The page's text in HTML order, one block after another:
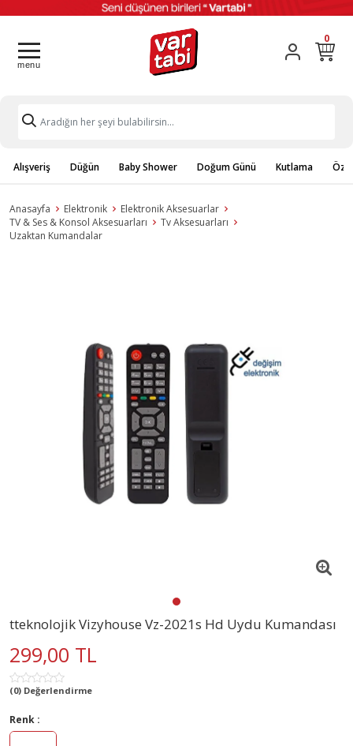
0
Alışveriş Düğün Baby Shower Doğum Günü Kutlama
Anasayfa Elektronik
Elektronik Aksesuarlar
TV & Ses & Konsol Aksesuarları
Tv Aksesuarları
Uzaktan Kumandalar
tteknolojik Vizyhouse Vz-2021s Hd Uydu Kumandası
299,00 TL
(0) Değerlendirme
Renk :